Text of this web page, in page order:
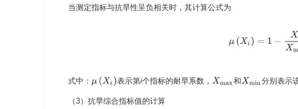
当测定指标与抗旱性呈负相关时，其计算公式为
(Xi) = i− minX
式中： μ( X i) 表示第i个指标的耐旱系数，Xmax和Xmin 分别表示
（3）抗旱综合指标值的计算